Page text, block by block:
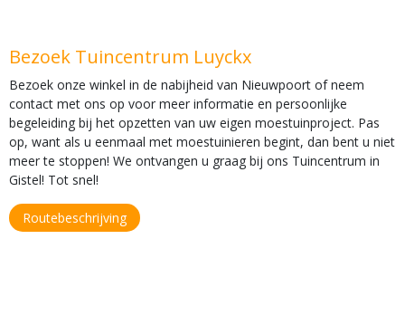
Bezoek Tuincentrum Luyckx
Bezoek onze winkel in de nabijheid van Nieuwpoort of neem
contact met ons op voor meer informatie en persoonlijke
begeleiding bij het opzetten van uw eigen moestuinproject. Pas
op, want als u eenmaal met moestuinieren begint, dan bent u niet
meer te stoppen! We ontvangen u graag bij ons Tuincentrum in
Gistel! Tot snel!
Routebeschrijving